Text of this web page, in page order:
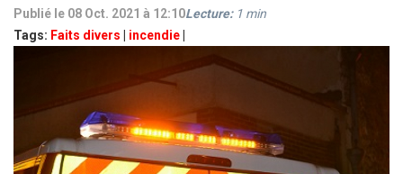
Publié le 08 Oct. 2021 à 12:10
Tags: Faits divers incendie
Lecture: 1 min